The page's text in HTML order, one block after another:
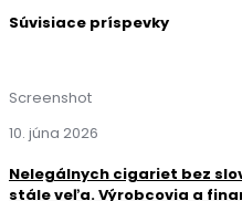
Súvisiace príspevky
Screenshot
10. júna 2026
Nelegálnych cigariet bez
stále veľa. Výrobcovia a